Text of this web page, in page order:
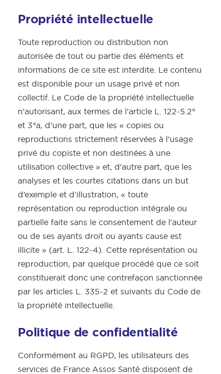
Propriété intellectuelle
Toute reproduction ou distribution non
autorisée de tout ou partie des éléments et
informations de ce site est interdite. Le contenu
est disponible pour un usage privé et non
collectif. Le Code de la propriété intellectuelle
n’autorisant, aux termes de l’article L. 122-5.2°
et 3°a, d’une part, que les « copies ou
reproductions strictement réservées à l’usage
privé du copiste et non destinées à une
utilisation collective » et, d’autre part, que les
analyses et les courtes citations dans un but
d’exemple et d’illustration, « toute
représentation ou reproduction intégrale ou
partielle faite sans le consentement de l’auteur
ou de ses ayants droit ou ayants cause est
illicite » (art. L. 122-4). Cette représentation ou
reproduction, par quelque procédé que ce soit
constituerait donc une contrefaçon sanctionnée
par les articles L. 335-2 et suivants du Code de
la propriété intellectuelle.
Politique de confidentialité
Conformément au RGPD, les utilisateurs des
services de France Assos Santé disposent de